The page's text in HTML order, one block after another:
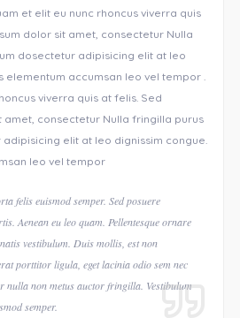
et elit eu nunc rhoncus viverra quis
dolor sit amet, consectetur Nulla
dosectetur adipisicing elit at leo
elementum accumsan leo vel tempor .
viverra quis at felis. Sed
amet, consectetur Nulla fringilla purus
elit at leo dignissim congue.
leo vel tempor
felis euismod semper. Sed posuere
Aenean eu leo quam. Pellentesque ornare
vestibulum. Duis mollis, est non
porttitor ligula, eget lacinia odio sem nec
nulla non metus auctor fringilla. Vestibulum
semper.